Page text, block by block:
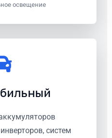
освещение
систем